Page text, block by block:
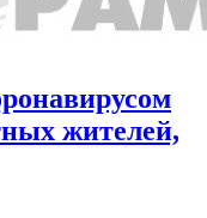
жителей,